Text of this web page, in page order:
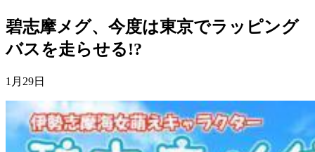
碧志摩メグ、今度は東京でラッピング
バスを走らせる!?
1月29日